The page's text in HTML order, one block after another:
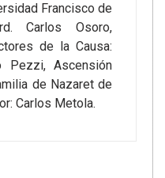
Francisco de
Carlos Osoro,
de la Causa:
Pezzi, Ascensión
de Nazaret de
Carlos Metola.